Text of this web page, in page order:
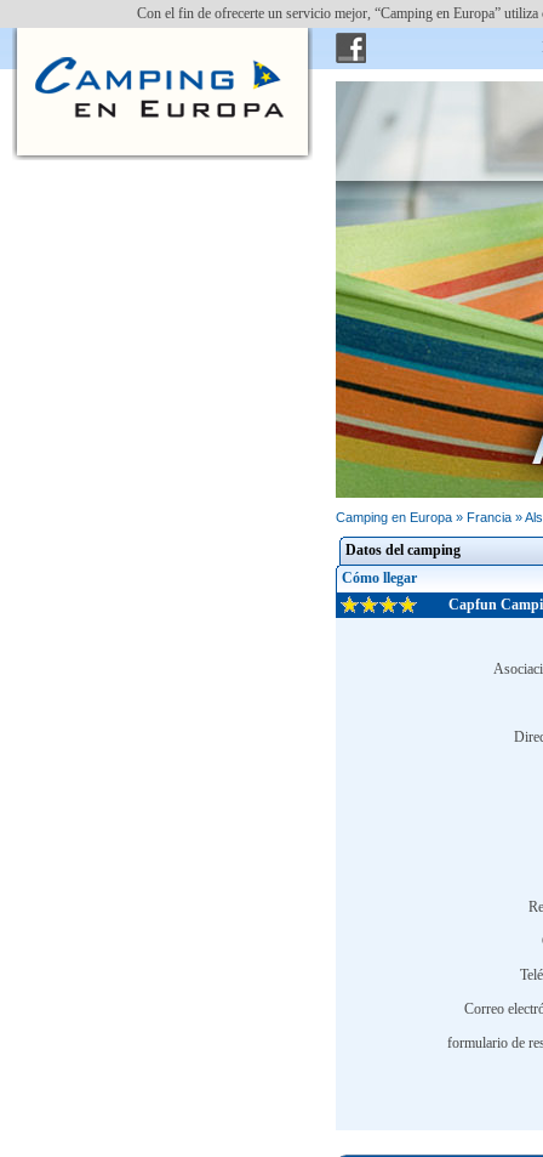
Con el fin de ofrecerte un servicio mejor, “Camping en Europa”
Camping en Europa » Francia »
Datos del camping
Cómo llegar
Capfun
Correo
formulario de